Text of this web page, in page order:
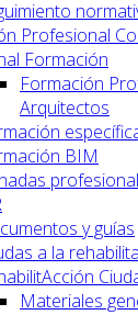
Profesional
Formación
Formación
Arquitectos
BIM
y guías
a la
Materiales